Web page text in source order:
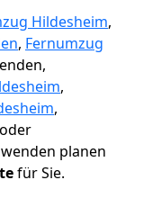
Hildesheim,
, Fernumzug
,
,
oder
planen
für Sie.